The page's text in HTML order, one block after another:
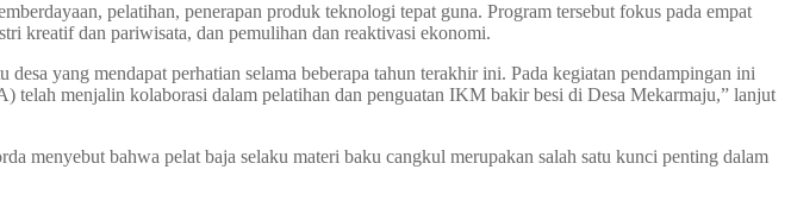
pelatihan, penerapan produk teknologi tepat guna. Program tersebut fokus pada empat
kreatif dan pariwisata, dan pemulihan dan reaktivasi ekonomi.
yang mendapat perhatian selama beberapa tahun terakhir ini. Pada kegiatan pendampingan ini
menjalin kolaborasi dalam pelatihan dan penguatan IKM bakir besi di Desa Mekarmaju,” lanjut
menyebut bahwa pelat baja selaku materi baku cangkul merupakan salah satu kunci penting dalam